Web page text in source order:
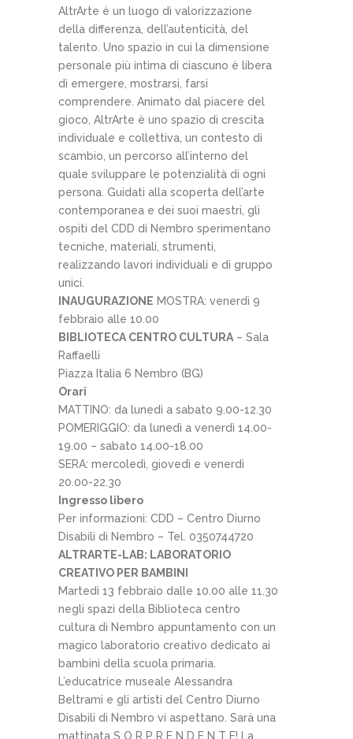
AltrArte è un luogo di valorizzazione
della differenza, dell’autenticità, del
talento. Uno spazio in cui la dimensione
personale più intima di ciascuno è libera
di emergere, mostrarsi, farsi
comprendere. Animato dal piacere del
gioco, AltrArte è uno spazio di crescita
individuale e collettiva, un contesto di
scambio, un percorso all’interno del
quale sviluppare le potenzialità di ogni
persona. Guidati alla scoperta dell’arte
contemporanea e dei suoi maestri, gli
ospiti del CDD di Nembro sperimentano
tecniche, materiali, strumenti,
realizzando lavori individuali e di gruppo
unici.
INAUGURAZIONE MOSTRA: venerdì 9
febbraio alle 10.00
BIBLIOTECA CENTRO CULTURA – Sala
Raffaelli
Piazza Italia 6 Nembro (BG)
Orari
MATTINO: da lunedì a sabato 9.00-12.30
POMERIGGIO: da lunedì a venerdì 14.00-
19.00 – sabato 14.00-18.00
SERA: mercoledì, giovedì e venerdì
20.00-22.30
Ingresso libero
Per informazioni: CDD – Centro Diurno
Disabili di Nembro – Tel. 0350744720
ALTRARTE-LAB: LABORATORIO
CREATIVO PER BAMBINI
Martedì 13 febbraio dalle 10.00 alle 11.30
negli spazi della Biblioteca centro
cultura di Nembro appuntamento con un
magico laboratorio creativo dedicato ai
bambini della scuola primaria.
L’educatrice museale Alessandra
Beltrami e gli artisti del Centro Diurno
Disabili di Nembro vi aspettano. Sarà una
mattinata S O R P R E N D E N T E! La